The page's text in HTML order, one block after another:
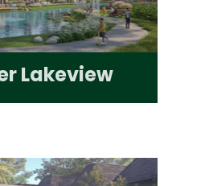
Lakeview